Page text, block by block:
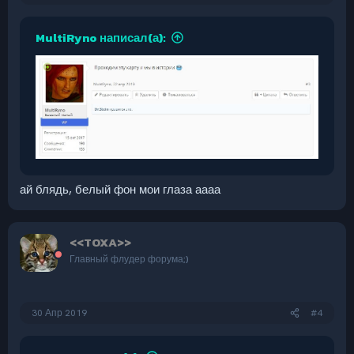
MultiRyno написал(а):
ай блядь, белый фон мои глаза аааа
<<TOXA>>
Главный флудер форума;)
30 Апр 2019 #4